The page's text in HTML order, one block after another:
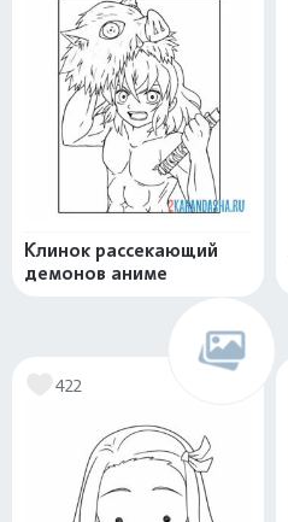
Клинок рассекающий
демонов аниме
422